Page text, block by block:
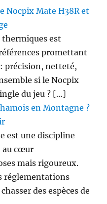
Nocpix Mate H38R et
est
promettant
précision, netteté,
si le Nocpix
du jeu ? […]
en Montagne ?
est une discipline
au cœur
mais rigoureux.
réglementations
des espèces de